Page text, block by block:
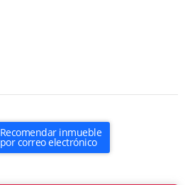
Recomendar inmueble
por correo electrónico